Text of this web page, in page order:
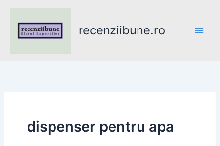
content
recenziibune.ro
dispenser pentru apa